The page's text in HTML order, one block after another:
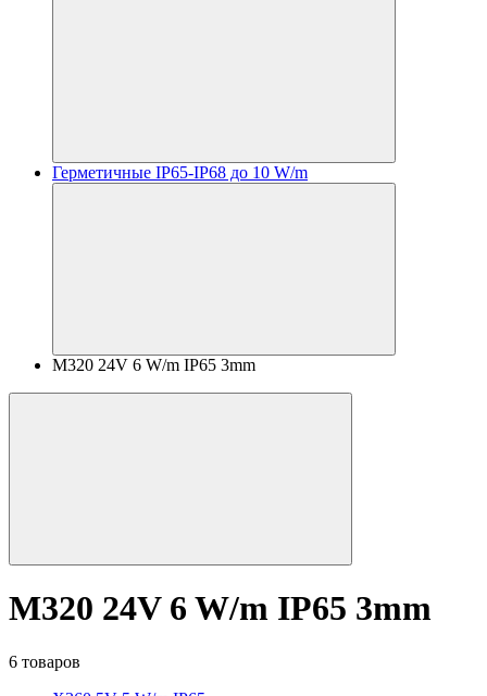
Герметичные IP65-IP68 до 10 W/m
M320 24V 6 W/m IP65 3mm
M320 24V 6 W/m IP65 3mm
6 товаров